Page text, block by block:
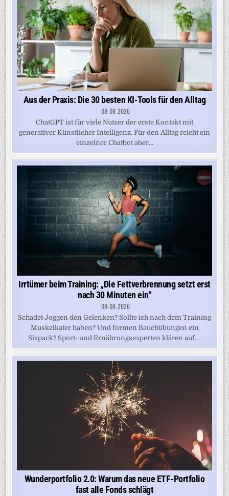
Aus der Praxis: Die 30 besten KI-Tools für den Alltag
08-08-2026
ChatGPT ist für viele Nutzer der erste Kontakt mit
generativer Künstlicher Intelligenz. Für den Alltag reicht ein
einzelner Chatbot aber...
Irrtümer beim Training: „Die Fettverbrennung setzt erst
nach 30 Minuten ein“
08-08-2026
Schadet Joggen den Gelenken? Sollte ich nach dem Training
Muskelkater haben? Und formen Bauchübungen ein
Sixpack? Sport- und Ernährungsexperten klären auf....
Wunderportfolio 2.0: Warum das neue ETF-Portfolio
fast alle Fonds schlägt